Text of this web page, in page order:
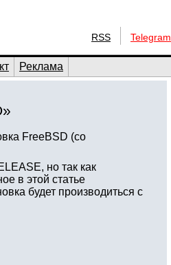
RSS Telegram
Реклама
FreeBSD (со
но так как
в этой статье
будет производиться с